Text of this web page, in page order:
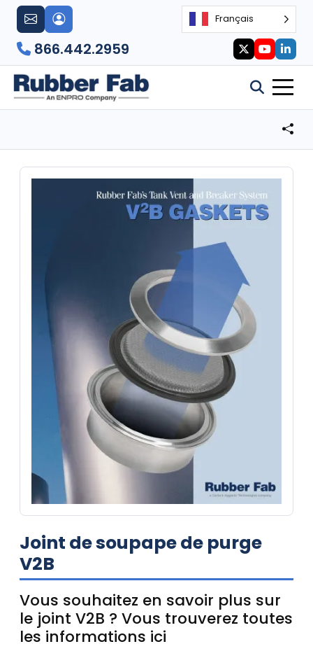
Français
866.442.2959
Joint de soupape de purge
V2B
Vous souhaitez en savoir plus sur
le joint V2B ? Vous trouverez toutes
les informations ici